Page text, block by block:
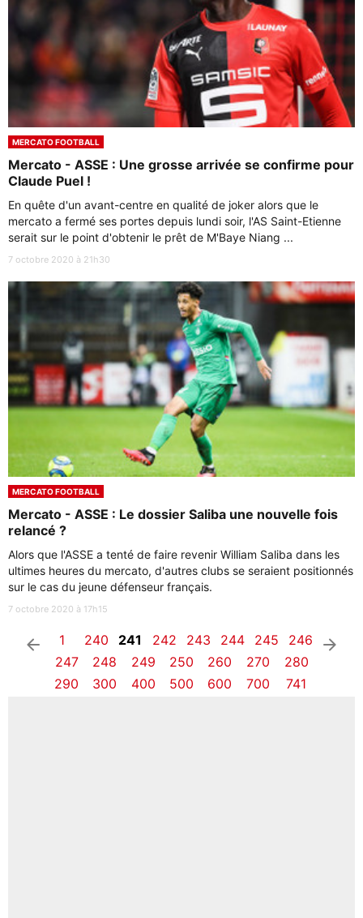
MERCATO FOOTBALL
Mercato - ASSE : Une grosse arrivée se confirme pour
Claude Puel !
En quête d'un avant-centre en qualité de joker alors que le
mercato a fermé ses portes depuis lundi soir, l'AS Saint-Etienne
serait sur le point d'obtenir le prêt de M'Baye Niang ...
7 octobre 2020 à 21h30
MERCATO FOOTBALL
Mercato - ASSE : Le dossier Saliba une nouvelle fois
relancé ?
Alors que l'ASSE a tenté de faire revenir William Saliba dans les
ultimes heures du mercato, d'autres clubs se seraient positionnés
sur le cas du jeune défenseur français.
7 octobre 2020 à 17h15
arrow_left 1 240 241 242 243 244 245
246
247
248 249 250 260 270
280
290
300 400 500 600 700 741
arrow_right